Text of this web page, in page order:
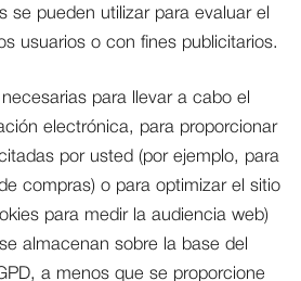
se pueden utilizar para evaluar el
usuarios o con fines publicitarios.
para llevar a cabo el
electrónica, para proporcionar
por usted (por ejemplo, para
compras) o para optimizar el sitio
para medir la audiencia web)
almacenan sobre la base del
a menos que se proporcione